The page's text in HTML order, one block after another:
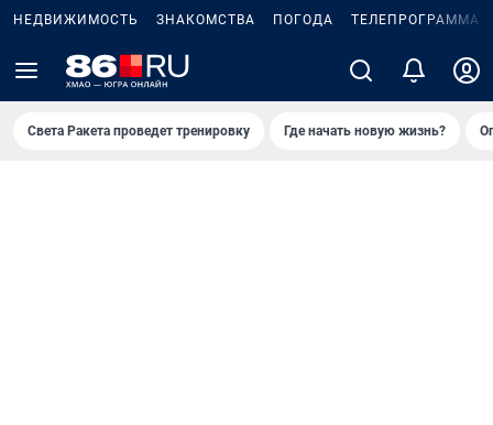
НЕДВИЖИМОСТЬ ЗНАКОМСТВА ПОГОДА ТЕЛЕПРОГРАММА
Света Ракета проведет тренировку Где начать новую жизнь?